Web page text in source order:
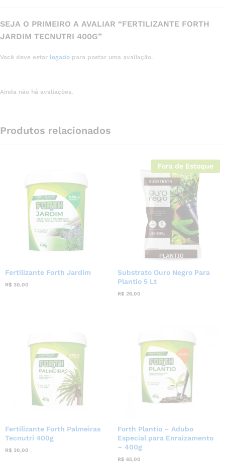
SEJA O PRIMEIRO A AVALIAR “FERTILIZANTE FORTH
JARDIM TECNUTRI 400G”
Você deve estar logado para postar uma avaliação.
Ainda não há avaliações.
Produtos relacionados
Fertilizante Forth Jardim
R$ 30,00
Fora de Estoque
Substrato Ouro Negro Para
Plantio 5 Lt
R$ 26,00
Fertilizante Forth Palmeiras
Tecnutri 400g
R$ 30,00
Forth Plantio – Adubo
Especial para Enraizamento
– 400g
R$ 65,00